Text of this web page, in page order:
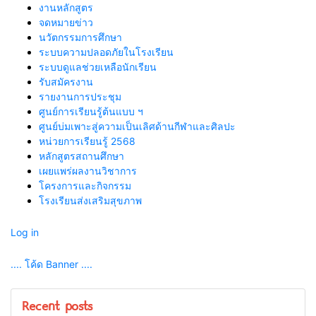
งานหลักสูตร
จดหมายข่าว
นวัตกรรมการศึกษา
ระบบความปลอดภัยในโรงเรียน
ระบบดูแลช่วยเหลือนักเรียน
รับสมัครงาน
รายงานการประชุม
ศูนย์การเรียนรู้ต้นแบบ ฯ
ศูนย์บ่มเพาะสู่ความเป็นเลิศด้านกีฬาและศิลปะ
หน่วยการเรียนรู้ 2568
หลักสูตรสถานศึกษา
เผยแพร่ผลงานวิชาการ
โครงการและกิจกรรม
โรงเรียนส่งเสริมสุขภาพ
Log in
.... โค้ด Banner ....
Recent posts